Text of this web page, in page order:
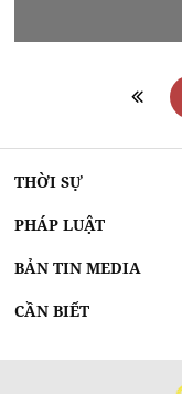
THỜI SỰ
PHÁP LUẬT
BẢN TIN MEDIA
CẦN BIẾT